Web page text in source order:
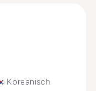
Koreanisch